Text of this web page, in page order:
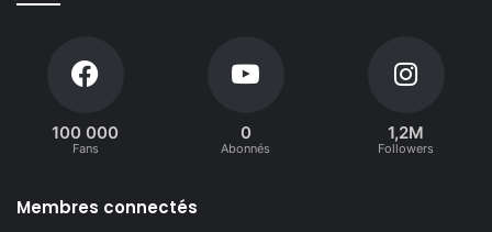
100 000
Fans
0
Abonnés
1,2M
Followers
Membres connectés